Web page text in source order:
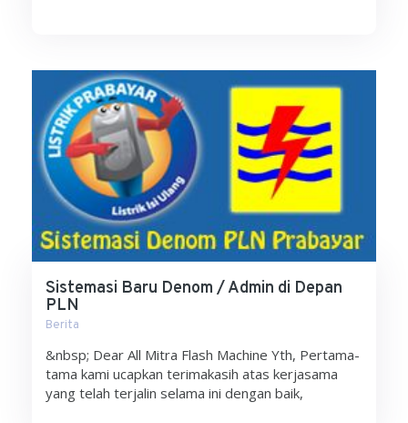
Sistemasi Baru Denom / Admin di Depan
PLN
Berita
&nbsp; Dear All Mitra Flash Machine Yth, Pertama-
tama kami ucapkan terimakasih atas kerjasama
yang telah terjalin selama ini dengan baik,